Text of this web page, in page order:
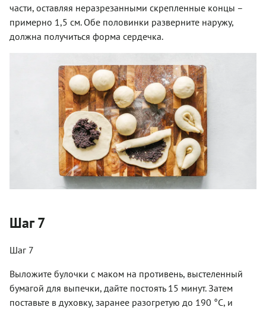
части, оставляя неразрезанными скрепленные концы –
примерно 1,5 см. Обе половинки разверните наружу,
должна получиться форма сердечка.
Шаг 7
Шаг 7
Выложите булочки с маком на противень, выстеленный
бумагой для выпечки, дайте постоять 15 минут. Затем
поставьте в духовку, заранее разогретую до 190 °С, и